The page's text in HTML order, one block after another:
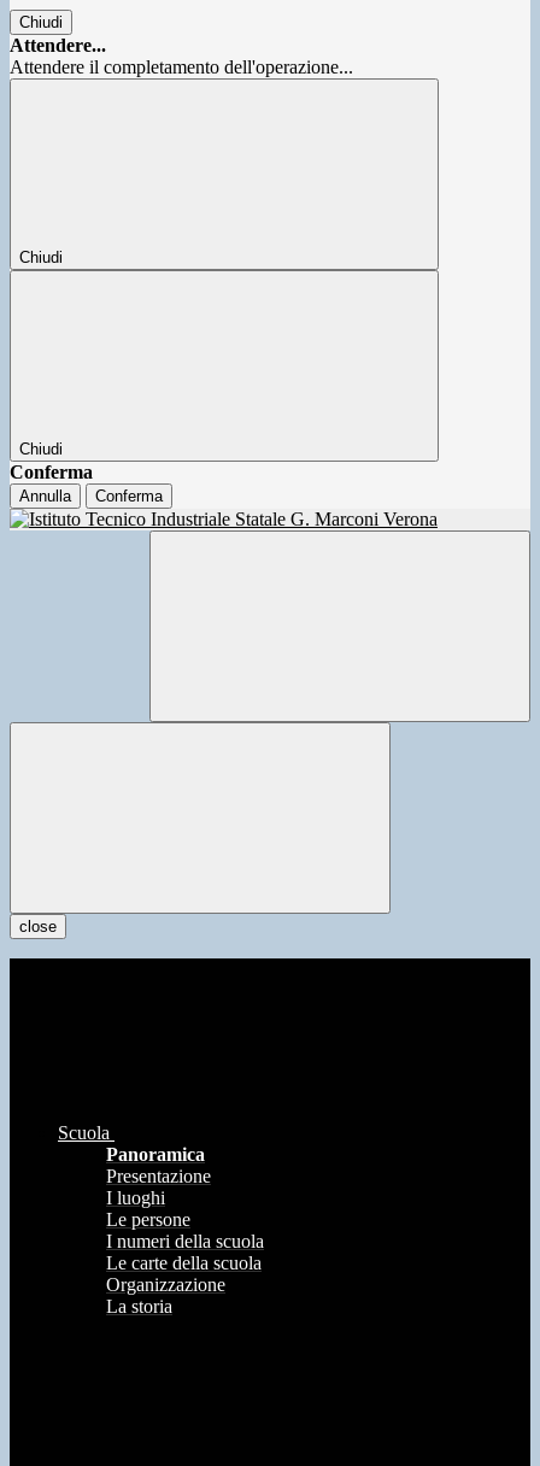
Chiudi
Attendere...
Attendere il completamento dell'operazione...
Chiudi
Chiudi
Conferma
Annulla Conferma
close
Scuola
Panoramica
Presentazione
I luoghi
Le persone
I numeri della scuola
Le carte della scuola
Organizzazione
La storia